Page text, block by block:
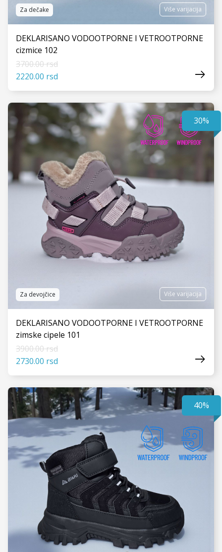
VIDI JOŠ
Za dečake Više varijacija
DEKLARISANO VODOOTPORNE I VETROOTPORNE
cizmice 102
3700.00 rsd
2220.00 rsd
30%
VIDI JOŠ
Za devojčice Više varijacija
DEKLARISANO VODOOTPORNE I VETROOTPORNE
zimske cipele 101
3900.00 rsd
2730.00 rsd
40%